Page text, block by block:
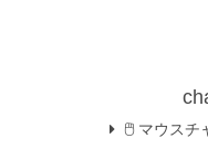
🖱️ マウスチ